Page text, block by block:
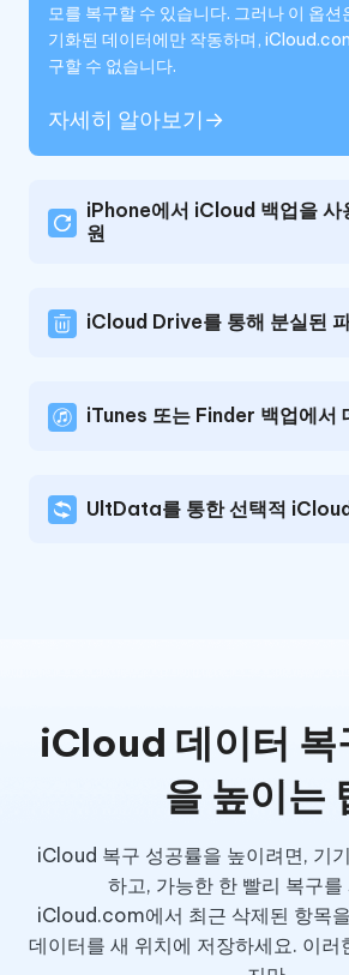
모를 복구할 수 있습니다. 그러나 이 옵션
기화된 데이터에만 작동하며,
구할 수 없습니다.
자세히 알아보기→
iPhone에서 iCloud 백업을 사
원
iCloud Drive를 통해 분실된
iTunes 또는 Finder 백업에서
UltData를 통한 선택적
iCloud 데이터 복
을 높이는
iCloud 복구 성공률을 높이려면, 기
하고, 가능한 한 빨리 복구를
iCloud.com에서 최근 삭제된 항목
데이터를 새 위치에 저장하세요. 이러